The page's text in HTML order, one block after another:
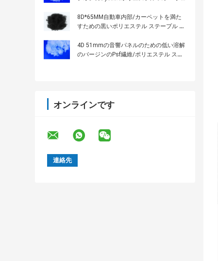
8D*65MM自動車内部/カーペットを満た
すための黒いポリエステル ステープル フ
4D 51mmの音響パネルのための低い溶解
のバージンのPsf繊維/ポリエステル ステ
オンラインです